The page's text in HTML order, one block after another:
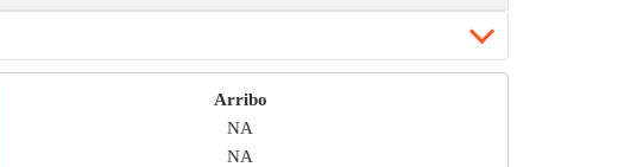
Arribo
NA
NA